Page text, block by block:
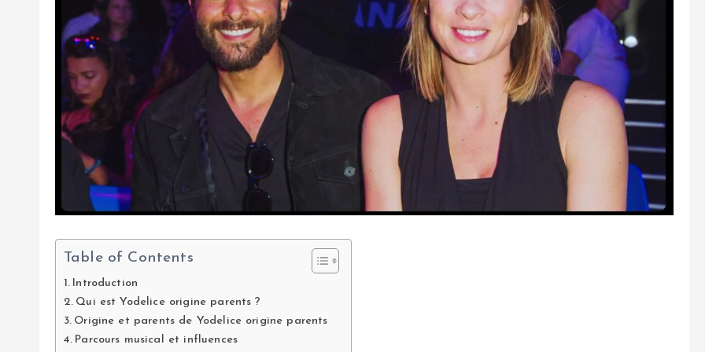
Table of Contents
Introduction
Qui est Yodelice origine parents ?
Origine et parents de Yodelice origine parents
Parcours musical et influences